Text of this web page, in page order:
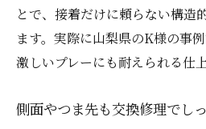
とで、接着だけに頼らない構造
ます。実際に山梨県のK様の事
激しいプレーにも耐えられる仕
側面やつま先も交換修理でし